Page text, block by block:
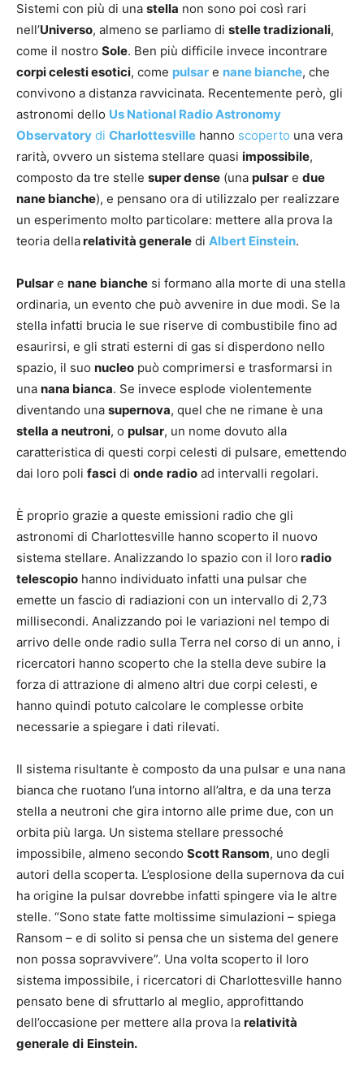
Sistemi con più di una stella non sono poi così rari
nell’Universo, almeno se parliamo di stelle tradizionali,
come il nostro Sole. Ben più difficile invece incontrare
corpi celesti esotici, come pulsar e nane bianche, che
convivono a distanza ravvicinata. Recentemente però, gli
astronomi dello Us National Radio Astronomy
Observatory di Charlottesville hanno scoperto una vera
rarità, ovvero un sistema stellare quasi impossibile,
composto da tre stelle super dense (una pulsar e due
nane bianche), e pensano ora di utilizzalo per realizzare
un esperimento molto particolare: mettere alla prova la
teoria dellarelatività generale di Albert Einstein.
Pulsar e nane bianche si formano alla morte di una stella
ordinaria, un evento che può avvenire in due modi. Se la
stella infatti brucia le sue riserve di combustibile fino ad
esaurirsi, e gli strati esterni di gas si disperdono nello
spazio, il suo nucleo può comprimersi e trasformarsi in
una nana bianca. Se invece esplode violentemente
diventando una supernova, quel che ne rimane è una
stella a neutroni, o pulsar, un nome dovuto alla
caratteristica di questi corpi celesti di pulsare, emettendo
dai loro poli fasci di onde radio ad intervalli regolari.
È proprio grazie a queste emissioni radio che gli
astronomi di Charlottesville hanno scoperto il nuovo
sistema stellare. Analizzando lo spazio con il loro radio
telescopio hanno individuato infatti una pulsar che
emette un fascio di radiazioni con un intervallo di 2,73
millisecondi. Analizzando poi le variazioni nel tempo di
arrivo delle onde radio sulla Terra nel corso di un anno, i
ricercatori hanno scoperto che la stella deve subire la
forza di attrazione di almeno altri due corpi celesti, e
hanno quindi potuto calcolare le complesse orbite
necessarie a spiegare i dati rilevati.
Il sistema risultante è composto da una pulsar e una nana
bianca che ruotano l’una intorno all’altra, e da una terza
stella a neutroni che gira intorno alle prime due, con un
orbita più larga. Un sistema stellare pressoché
impossibile, almeno secondo Scott Ransom, uno degli
autori della scoperta. L’esplosione della supernova da cui
ha origine la pulsar dovrebbe infatti spingere via le altre
stelle. “Sono state fatte moltissime simulazioni – spiega
Ransom – e di solito si pensa che un sistema del genere
non possa sopravvivere”. Una volta scoperto il loro
sistema impossibile, i ricercatori di Charlottesville hanno
pensato bene di sfruttarlo al meglio, approfittando
dell’occasione per mettere alla prova la relatività
generale di Einstein.